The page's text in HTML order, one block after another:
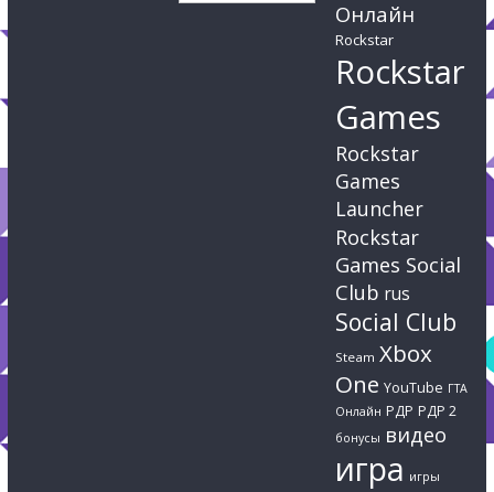
Онлайн
Rockstar
Rockstar
Games
Rockstar
Games
Launcher
Rockstar
Games Social
Club rus
Social Club
Steam Xbox
One YouTube ГТА
Онлайн РДР РДР 2
бонусы видео
игра игры